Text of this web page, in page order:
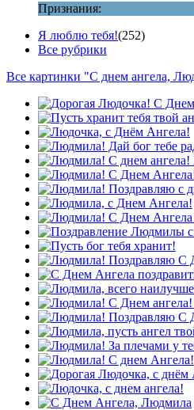
Признания:
Я люблю тебя!(252)
Все рубрики
Все картинки "С днем ангела,